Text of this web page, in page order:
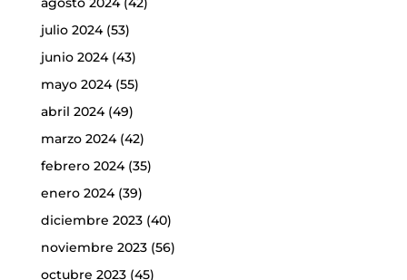
julio 2024(53)
junio 2024(43)
mayo 2024(55)
abril 2024(49)
marzo 2024(42)
febrero 2024(35)
enero 2024(39)
diciembre 2023(40)
noviembre 2023(56)
octubre 2023(45)